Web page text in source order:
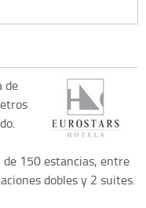
de
150 estancias, entre
dobles y 2 suites.